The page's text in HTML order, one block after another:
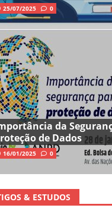
25/07/2025 0
da
de Dados
16/01/2025 0
& ESTUDOS